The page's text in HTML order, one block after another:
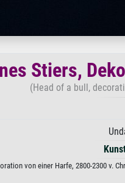
Stiers,
(Head of a bull,
von einer Harfe, 2800-2300 v.